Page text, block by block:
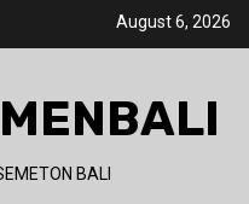
August 6, 2026
BALI